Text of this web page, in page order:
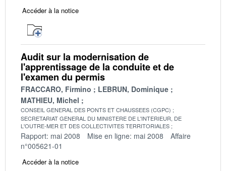
Accéder à la notice
Audit sur la modernisation de
l'apprentissage de la conduite et de
l'examen du permis
FRACCARO, Firmino
LEBRUN, Dominique
MATHIEU, Michel
CONSEIL GENERAL DES PONTS ET CHAUSSEES (CGPC)
SECRETARIAT GENERAL DU MINISTERE DE L'INTERIEUR, DE
L'OUTRE-MER ET DES COLLECTIVITES TERRITORIALES
Rapport: mai 2008 Mise en ligne: mai 2008
Affaire
n°005621-01
Accéder à la notice